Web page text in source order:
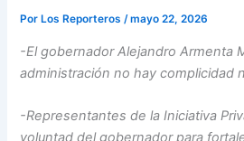
Por Los Reporteros/mayo 22, 2026
-El gobernador Alejandro Armenta
administración no hay complicidad
-Representantes de la Iniciativa
voluntad del gobernador para